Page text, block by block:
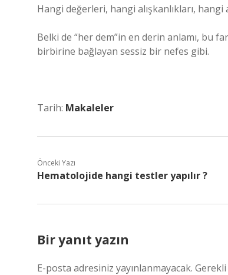
Hangi değerleri, hangi alışkanlıkları,
Belki de “her dem”in en derin anlamı, bu
birbirine bağlayan sessiz bir nefes gibi.
Tarih: Makaleler
Önceki Yazı
Hematolojide hangi testler yapılır ?
Bir yanıt yazın
E-posta adresiniz yayınlanmayacak.